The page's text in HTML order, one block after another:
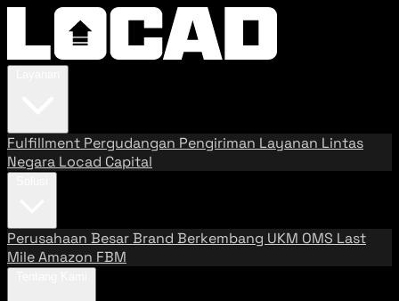
Fulfillment Pergudangan Pengiriman Layanan Lintas
Negara Locad Capital
Perusahaan BesarBrand Berkembang UKM OMS Last
MileAmazon FBM